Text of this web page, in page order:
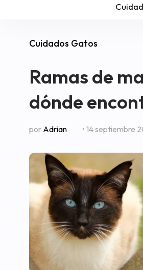
Cuidados Gatos
Ramas de
dónde
por Adrian • 14 septiembre